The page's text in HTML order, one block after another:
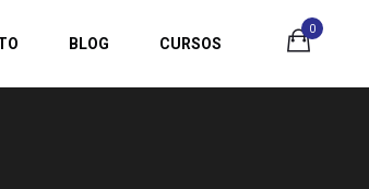
0
BLOG CURSOS